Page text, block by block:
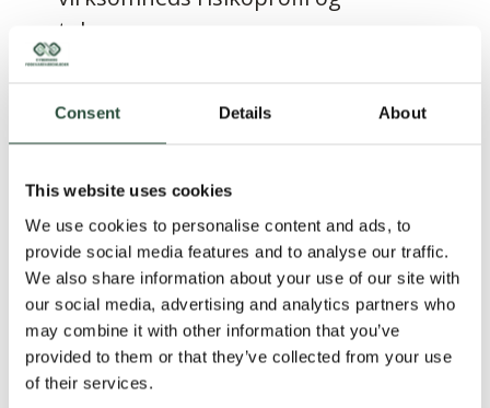
Consent Details About
This website uses cookies
We use cookies to personalise content and ads, to
provide social media features and to analyse our traffic.
We also share information about your use of our site with
our social media, advertising and analytics partners who
may combine it with other information that you’ve
provided to them or that they’ve collected from your use
of their services.
tolerance.
over trusler og risici, kan det være
en hjælp at definere nogle
trusselsscenarier, som kan være
gældende i forhold til
cybersikkerheden, og hvilke
udfordringer i kan stå overfor i
relation til IT- eller OT-
infrastrukturene.
Med denne guide vil vi hjælpe med